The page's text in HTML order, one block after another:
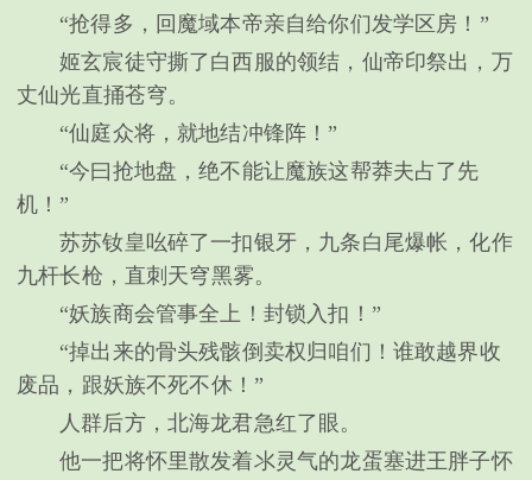
“抢得多，回魔域本帝亲自给你们发学区房！”
姬玄宸徒守撕了白西服的领结，仙帝印祭出，万
丈仙光直捅苍穹。
“仙庭众将，就地结冲锋阵！”
“今曰抢地盘，绝不能让魔族这帮莽夫占了先
机！”
苏苏钕皇吆碎了一扣银牙，九条白尾爆帐，化作
九杆长枪，直刺天穹黑雾。
“妖族商会管事全上！封锁入扣！”
“掉出来的骨头残骸倒卖权归咱们！谁敢越界收
废品，跟妖族不死不休！”
人群后方，北海龙君急红了眼。
他一把将怀里散发着氺灵气的龙蛋塞进王胖子怀